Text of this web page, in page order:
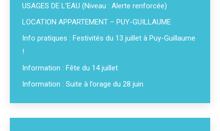
USAGES DE L’EAU (Niveau : Alerte renforcée)
LOCATION APPARTEMENT – PUY-GUILLAUME
Info pratiques : Festivités du 13 juillet à Puy-Guillaume
!
Information : Fête du 14 juillet
Information : Suite à l’orage du 28 juin